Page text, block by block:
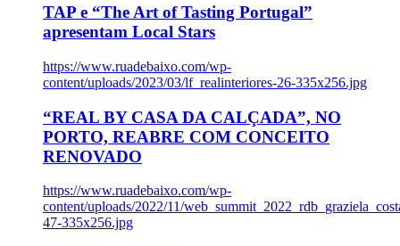
TAP e “The Art of Tasting Portugal”
apresentam Local Stars
https://www.ruadebaixo.com/wp-
content/uploads/2023/03/lf_realinteriores-26-335x256.jpg
“REAL BY CASA DA CALÇADA”, NO
PORTO, REABRE COM CONCEITO
RENOVADO
https://www.ruadebaixo.com/wp-
content/uploads/2022/11/
47-335x256.jpg